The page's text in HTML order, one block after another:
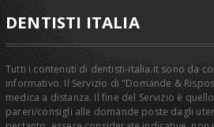
DENTISTI ITALIA
Tutti i contenuti di dentisti-italia.it sono da
informativo. Il Servizio di "Domande &
medica a distanza. Il fine del Servizio è
pareri/consigli alle domande poste dagli